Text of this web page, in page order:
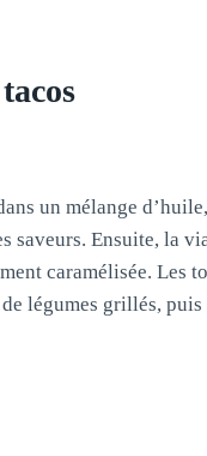
un mélange
saveurs. Ensuite, la
caramélisée. Les
légumes grillés, puis